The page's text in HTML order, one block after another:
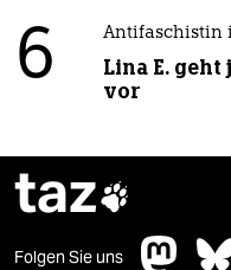
6 Antifaschistin
Lina E.
vor
taz
Folgen Sie uns